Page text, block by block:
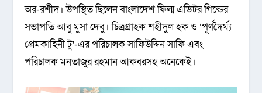
অর-রশীদ। উপস্থিত ছিলেন বাংলাদেশ ফিল্ম এডিটর গিল্ডের
সভাপতি আবু মুসা দেবু। চিত্রগ্রাহক শহীদুল হক ও ‘পূর্ণদৈর্ঘ্য
প্রেমকাহিনী টু’-এর পরিচালক সাফিউদ্দিন সাফি এবং
পরিচালক মনতাজুর রহমান আকবরসহ অনেকেই।